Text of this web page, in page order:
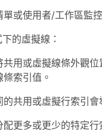
或使用者/工作區監
的虛擬線：
用或虛擬線條外觀
索引值。
共用或虛擬行索引
更多或更少的特定